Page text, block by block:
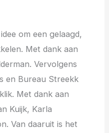
om een gelaagd,
Met dank aan
Vervolgens
en Bureau Streekk
Met dank aan
Kuijk, Karla
Van daaruit is het